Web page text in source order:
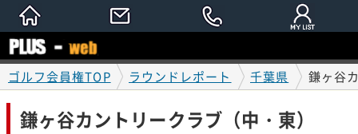
ゴルフ会員権TOP ラウンドレポート 千葉県 鎌ヶ谷
鎌ヶ谷カントリークラブ（中・東）